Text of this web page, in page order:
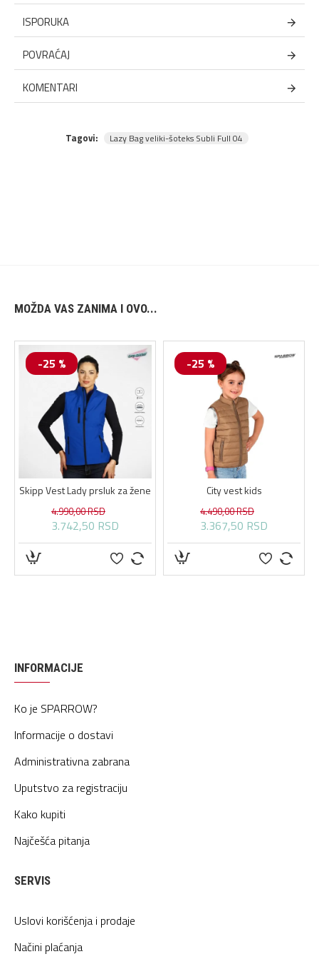
ISPORUKA
POVRAĆAJ
KOMENTARI
Tagovi: Lazy Bag veliki-šoteks Subli Full 04
MOŽDA VAS ZANIMA I OVO...
-25 %
Skipp Vest Lady prsluk za žene
3.742,50 RSD
4.990,00 RSD
-25 %
City vest kids
3.367,50 RSD
4.490,00 RSD
INFORMACIJE
Ko je SPARROW?
Informacije o dostavi
Administrativna zabrana
Uputstvo za registraciju
Kako kupiti
Najčešća pitanja
SERVIS
Uslovi korišćenja i prodaje
Načini plaćanja